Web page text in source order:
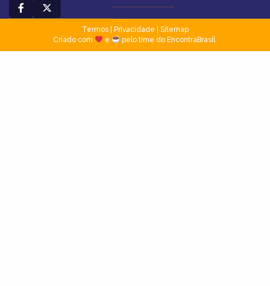
Termos| Privacidade
Sitemap
Criado com
e pelo time do EncontraBrasil